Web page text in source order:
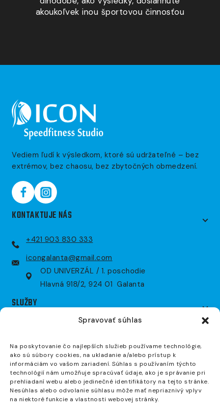
Spravovať súhlas
Na poskytovanie čo najlepších služieb používame technológie,
ako sú súbory cookies, na ukladanie a/alebo prístup k
informáciám vo vašom zariadení. Súhlas s používaním týchto
technológií nám umožňuje spracúvať údaje, ako je správanie pri
prehliadaní webu alebo jedinečné identifikátory na tejto stránke.
Nesúhlas alebo odvolanie súhlasu môže mať nepriaznivý vplyv
na niektoré funkcie a vlastnosti webovej stránky.
akoukoľvek inou športovou činnosťou
Vediem ľudí k výsledkom, ktoré sú udržateľné – bez
extrémov, bez chaosu, bez zbytočných obmedzení.
KONTAKTUJE NÁS
+421 903 830 333
icongalanta@gmail.com
OD UNIVERZÁL / 1. poschodie
Hlavná 918/2, 924 01 Galanta
SLUŽBY
Osobný tréning
Skupinový tréning
Obnova zdravia
OTVÁRACIE HODINY